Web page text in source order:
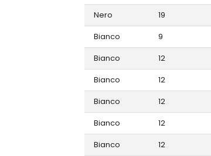
Nero
19
Bianco
9
Bianco
12
Bianco
12
Bianco
12
Bianco
12
Bianco
12